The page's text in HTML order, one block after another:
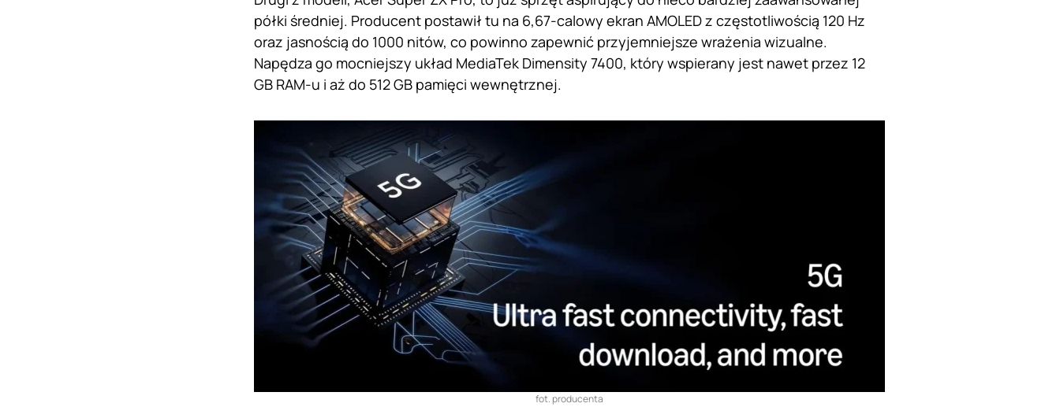
półki średniej. Producent postawił tu na 6,67-calowy ekran AMOLED z częstotliwością 120 Hz
oraz jasnością do 1000 nitów, co powinno zapewnić przyjemniejsze wrażenia wizualne.
Napędza go mocniejszy układ MediaTek Dimensity 7400, który wspierany jest nawet przez 12
GB RAM-u i aż do 512 GB pamięci wewnętrznej.
fot. producenta